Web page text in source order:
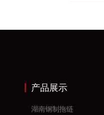
产品展示
湖南钢制拖链